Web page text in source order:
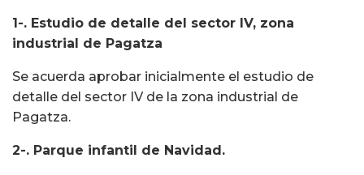
1-. Estudio de detalle del sector IV, zona
industrial de Pagatza
Se acuerda aprobar inicialmente el estudio de
detalle del sector IV de la zona industrial de
Pagatza.
2-. Parque infantil de Navidad.